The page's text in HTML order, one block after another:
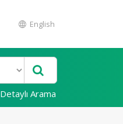
English
Detaylı Arama